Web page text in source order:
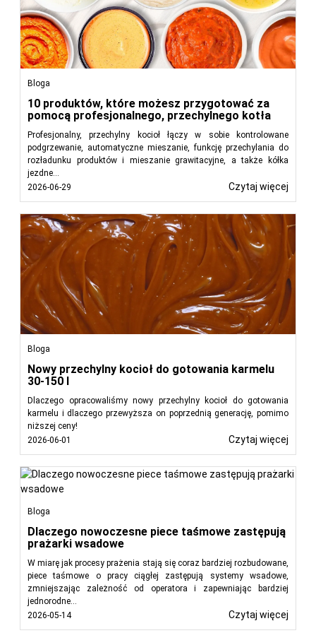
Zapobieganie zatorom kanalizacyjnym:Wychwytując
tłuszcz przed jego przedostaniem się do systemu
kanalizacyjnego, separatory tłuszczu zapobiegają
zatorom i cofaniu się, minimalizując problemy
hydrauliczne.
stosowanie łapaczy tłuszczu w celu przestrzegania
przepisów dotyczących ochrony środowiska i
zmniejszenia obciążenia oczyszczalni ścieków.
Oszczędności kosztów:Prawidłowo konserwowane
separatory tłuszczu zmniejszają potrzebę
kosztownych napraw hydraulicznych i zwiększają
wydajność operacyjną.
Ochrona środowiska:Łapacze tłuszczu odgrywają
istotną rolę w zapobieganiu zanieczyszczeniom
zbiorników wodnych związanym z FOG i zmniejszaniu
wpływu na ekosystemy wodne.
Integracja z zakładami gastronomicznymi i
przetwórstwem żywności
Separatory tłuszczu są niezbędne w restauracjach,
kuchniach komercyjnych i zakładach przetwórstwa
żywności. Zintegrowanie ich z projektem obiektu zapewnia
zgodność z przepisami, minimalizuje przestoje
konserwacyjne i wspiera zrównoważone zarządzanie
ściekami.
Skontaktuj się z FoodTechProcess, aby uzyskać
niezawodne rozwiązania w zakresie separatorów tłuszczu
najnowocześniejszych separatorów tłuszczu
dostosowanych do potrzeb przemysłu spożywczego. Nasze
rozwiązania są zaprojektowane tak, aby skutecznie
wodno-kanalizacyjną i przyczyniać się do praktyk
przyjaznych dla środowiska. Wybór FoodTechProcess
oznacza wyposażenie zakładu w najnowocześniejsze
separatory tłuszczu, które są zgodne z Twoim
zaangażowaniem w zrównoważony rozwój i doskonałość
operacyjną.
Bloga
10 produktów, które możesz przygotować za
pomocą profesjonalnego, przechylnego kotła
Profesjonalny, przechylny kocioł łączy w sobie kontrolowane
podgrzewanie, automatyczne mieszanie, funkcję przechylania do
rozładunku produktów i mieszanie grawitacyjne, a także kółka
jezdne...
2026-06-29
Czytaj więcej
Bloga
Nowy przechylny kocioł do gotowania karmelu
30-150 l
Dlaczego opracowaliśmy nowy przechylny kocioł do gotowania
karmelu i dlaczego przewyższa on poprzednią generację, pomimo
niższej ceny!
2026-06-01
Czytaj więcej
Bloga
Dlaczego nowoczesne piece taśmowe zastępują
prażarki wsadowe
W miarę jak procesy prażenia stają się coraz bardziej rozbudowane,
piece taśmowe o pracy ciągłej zastępują systemy wsadowe,
zmniejszając zależność od operatora i zapewniając bardziej
jednorodne...
2026-05-14
Czytaj więcej